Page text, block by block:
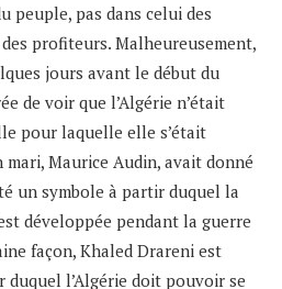
peuple, pas dans celui des
profiteurs. Malheureusement,
jours avant le début du
de voir que l’Algérie n’était
pour laquelle elle s’était
Maurice Audin, avait donné
un symbole à partir duquel la
développée pendant la guerre
façon, Khaled Drareni est
duquel l’Algérie doit pouvoir se